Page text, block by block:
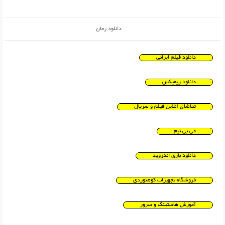
دانلود رمان
دانلود فیلم ایرانی
دانلود ریمیکس
تماشای آنلاین فیلم و سریال
می بی نیم
دانلود بازی اندروید
فروشگاه تجهیزات کوهنوردی
آموزش هاستینگ و سرور